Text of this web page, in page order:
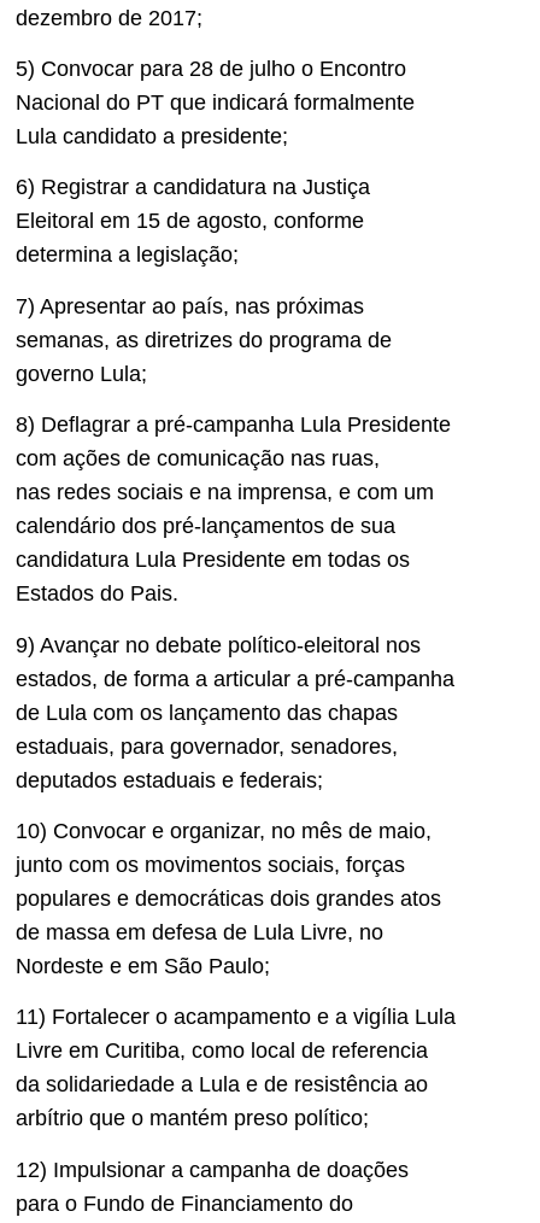
dezembro de 2017;
5) Convocar para 28 de julho o Encontro
Nacional do PT que indicará formalmente
Lula candidato a presidente;
6) Registrar a candidatura na Justiça
Eleitoral em 15 de agosto, conforme
determina a legislação;
7) Apresentar ao país, nas próximas
semanas, as diretrizes do programa de
governo Lula;
8) Deflagrar a pré-campanha Lula Presidente
com ações de comunicação nas ruas,
nas redes sociais e na imprensa, e com um
calendário dos pré-lançamentos de sua
candidatura Lula Presidente em todas os
Estados do Pais.
9) Avançar no debate político-eleitoral nos
estados, de forma a articular a pré-campanha
de Lula com os lançamento das chapas
estaduais, para governador, senadores,
deputados estaduais e federais;
10) Convocar e organizar, no mês de maio,
junto com os movimentos sociais, forças
populares e democráticas dois grandes atos
de massa em defesa de Lula Livre, no
Nordeste e em São Paulo;
11) Fortalecer o acampamento e a vigília Lula
Livre em Curitiba, como local de referencia
da solidariedade a Lula e de resistência ao
arbítrio que o mantém preso político;
12) Impulsionar a campanha de doações
para o Fundo de Financiamento do